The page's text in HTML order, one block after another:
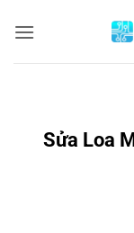
qua
Sửa Loa